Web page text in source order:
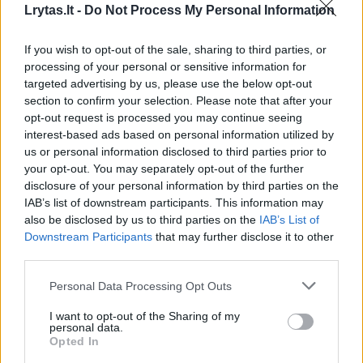
Lrytas.lt - Do Not Process My Personal Information
If you wish to opt-out of the sale, sharing to third parties, or
processing of your personal or sensitive information for
targeted advertising by us, please use the below opt-out
section to confirm your selection. Please note that after your
opt-out request is processed you may continue seeing
interest-based ads based on personal information utilized by
us or personal information disclosed to third parties prior to
your opt-out. You may separately opt-out of the further
disclosure of your personal information by third parties on the
IAB’s list of downstream participants. This information may
also be disclosed by us to third parties on the IAB’s List of
Downstream Participants that may further disclose it to other
Personal Data Processing Opt Outs
I want to opt-out of the Sharing of my
personal data.
Opted In
Žinios
00:22:15
„Paulius ir Saulius“ – ypatingai karšta diena Dzūkijos
ežere ir aktyvi karšių žūklė
Laidos | Paulius ir Saulius
00:00:34
Kyjivas po naktinės atakos: liepsnos apėmė pastatus
Žinios Pasaulis
Visi įrašai
Žiūrimiausi įrašai